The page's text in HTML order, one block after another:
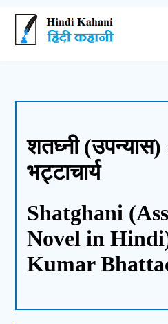
शतघ्नी (उपन्यास)
भट्टाचार्य
Shatghani
Novel in
Kumar